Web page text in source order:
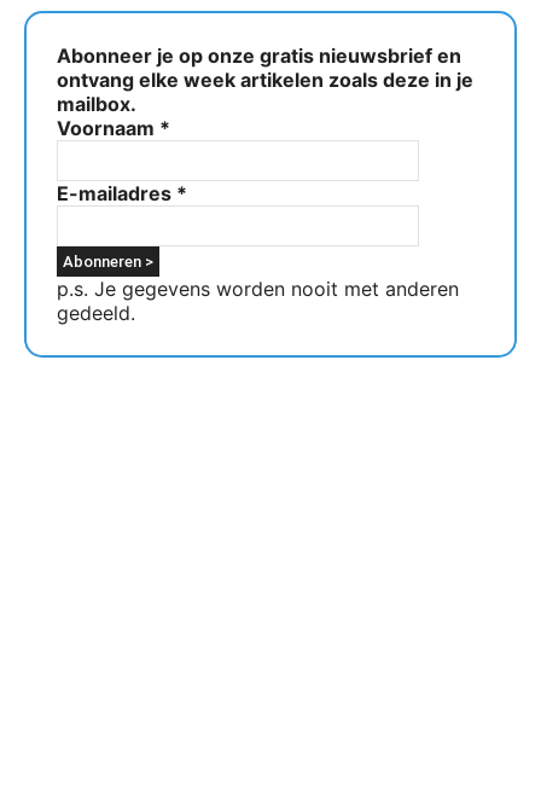
Abonneer je op onze gratis nieuwsbrief en
ontvang elke week artikelen zoals deze in je
mailbox.
Voornaam *
E-mailadres *
p.s. Je gegevens worden nooit met anderen
gedeeld.